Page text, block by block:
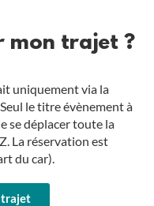
mon trajet ?
uniquement via la
le titre évènement à
se déplacer toute la
La réservation est
du car).
trajet